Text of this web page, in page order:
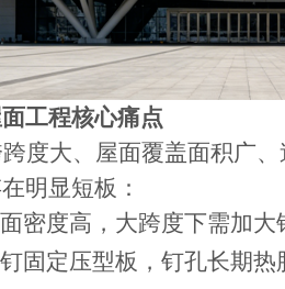
工程核心痛点
度大、屋面覆盖面积广
明显短板：
密度高，大跨度下需加
固定压型板，钉孔长期